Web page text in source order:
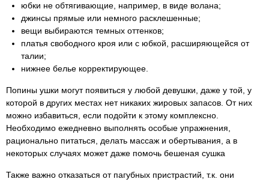
юбки не обтягивающие, например, в виде волана;
джинсы прямые или немного расклешенные;
вещи выбираются темных оттенков;
платья свободного кроя или с юбкой, расширяющейся от
талии;
нижнее белье корректирующее.
Попины ушки могут появиться у любой девушки, даже у той, у
которой в других местах нет никаких жировых запасов. От них
можно избавиться, если подойти к этому комплексно.
Необходимо ежедневно выполнять особые упражнения,
рационально питаться, делать массаж и обертывания, а в
некоторых случаях может даже помочь бешеная сушка
Также важно отказаться от пагубных пристрастий, т.к. они